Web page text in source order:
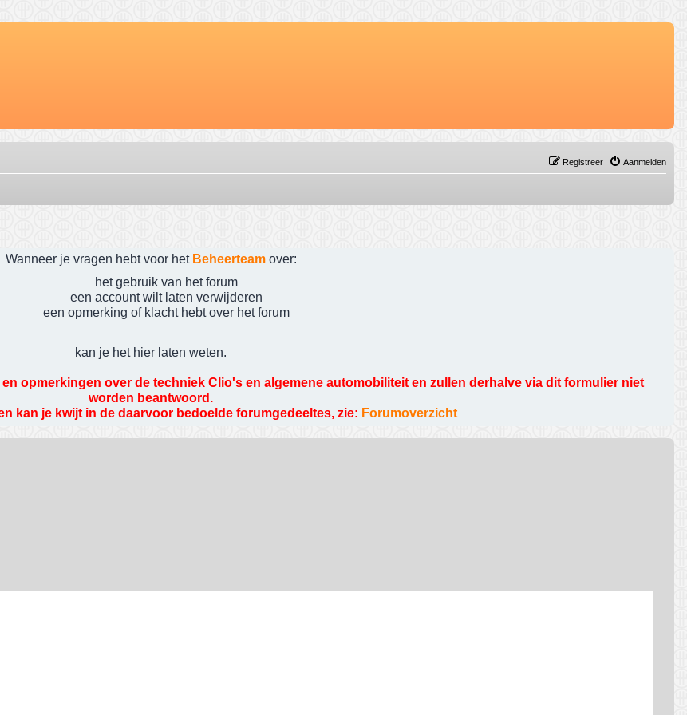
Aanmelden
Registreer
Wanneer je vragen hebt voor het Beheerteamover:
het gebruik van het forum
een account wilt laten verwijderen
een opmerking of klacht hebt over het forum
kan je het hier laten weten.
opmerkingen over de techniek Clio's en algemene automobiliteit en zullen derhalve via dit formulier niet
worden beantwoord.
kan je kwijt in de daarvoor bedoelde forumgedeeltes, zie: Forumoverzicht